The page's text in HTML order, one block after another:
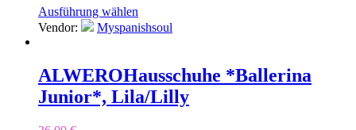
Ausführung wählen
Vendor:
Myspanishsoul
ALWEROHausschuhe *Ballerina
Junior*, Lila/Lilly